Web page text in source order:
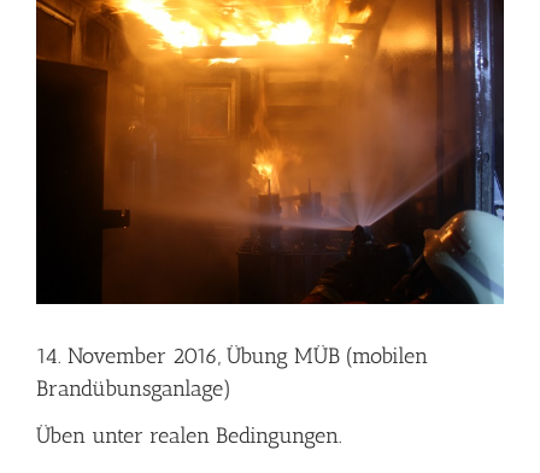
grösseres
Bild
14. November 2016, Übung MÜB (mobilen
Brandübunsganlage)
Üben unter realen Bedingungen.